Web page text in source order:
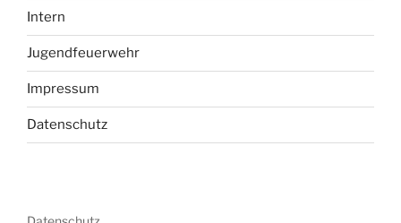
Intern
Jugendfeuerwehr
Impressum
Datenschutz